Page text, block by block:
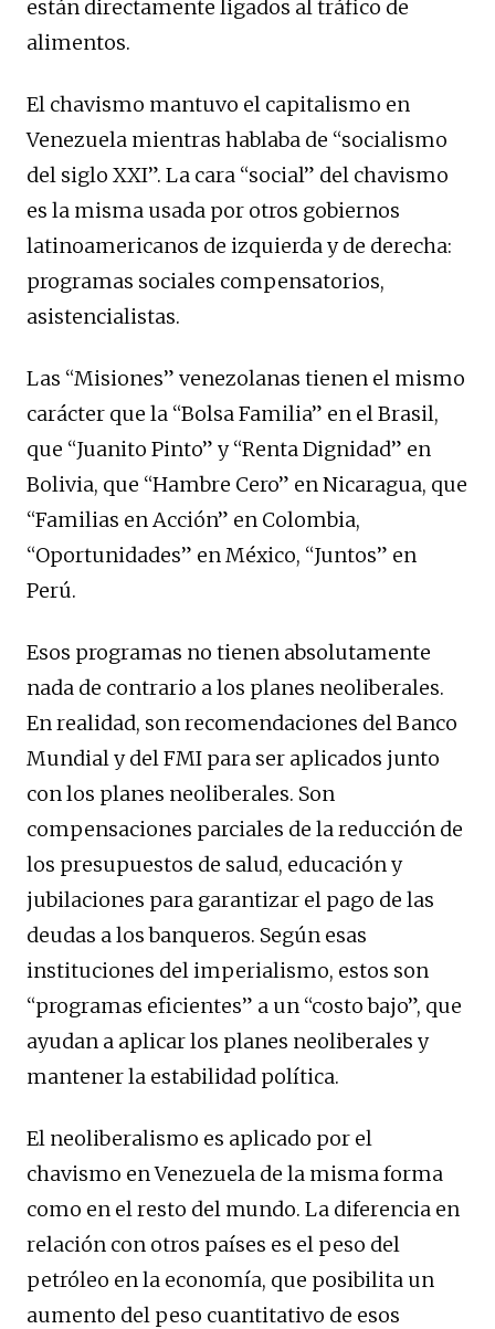
están directamente ligados al tráfico de
alimentos.
El chavismo mantuvo el capitalismo en
Venezuela mientras hablaba de “socialismo
del siglo XXI”. La cara “social” del chavismo
es la misma usada por otros gobiernos
latinoamericanos de izquierda y de derecha:
programas sociales compensatorios,
asistencialistas.
Las “Misiones” venezolanas tienen el mismo
carácter que la “Bolsa Familia” en el Brasil,
que “Juanito Pinto” y “Renta Dignidad” en
Bolivia, que “Hambre Cero” en Nicaragua, que
“Familias en Acción” en Colombia,
“Oportunidades” en México, “Juntos” en
Perú.
Esos programas no tienen absolutamente
nada de contrario a los planes neoliberales.
En realidad, son recomendaciones del Banco
Mundial y del FMI para ser aplicados junto
con los planes neoliberales. Son
compensaciones parciales de la reducción de
los presupuestos de salud, educación y
jubilaciones para garantizar el pago de las
deudas a los banqueros. Según esas
instituciones del imperialismo, estos son
“programas eficientes” a un “costo bajo”, que
ayudan a aplicar los planes neoliberales y
mantener la estabilidad política.
El neoliberalismo es aplicado por el
chavismo en Venezuela de la misma forma
como en el resto del mundo. La diferencia en
relación con otros países es el peso del
petróleo en la economía, que posibilita un
aumento del peso cuantitativo de esos